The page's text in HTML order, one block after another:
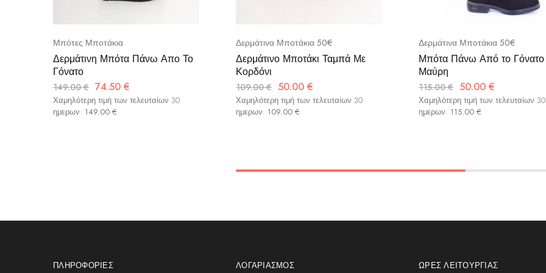
Μπότες Μποτάκια
Δερμάτινη Μπότα Πάνω Απο Το
Γόνατο
149.00€ 74.50 €
Χαμηλότερη τιμή των τελευταίων 30
ημερων: 149.00 €
Δερμάτινα Μποτάκια 50€
Δερμάτινο Μποτάκι Ταμπά Με
Κορδόνι
109.00€ 50.00 €
Χαμηλότερη τιμή των τελευταίων 30
ημερων: 109.00 €
Δερμάτινα Μποτάκια 50€
Μπότα Πάνω Από το Γόνατο
Μαύρη
115.00€ 50.00 €
Χαμηλότερη τιμή των τελευταίων 30
ημερων: 115.00 €
ΠΛΗΡΟΦΟΡΊΕΣ ΛΟΓΑΡΙΑΣΜΌΣ ΏΡΕΣ ΛΕΙΤΟΥΡΓΊΑΣ